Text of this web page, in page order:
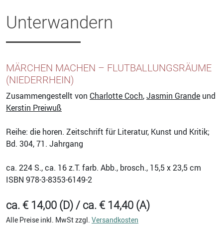
Unterwandern
MÄRCHEN MACHEN – FLUTBALLUNGSRÄUME
(NIEDERRHEIN)
Zusammengestellt von Charlotte Coch,Jasmin Grande und
Kerstin Preiwuß
Reihe: die horen. Zeitschrift für Literatur, Kunst und Kritik;
Bd. 304, 71. Jahrgang
ca. 224 S., ca. 16 z.T. farb. Abb., brosch., 15,5 x 23,5 cm
ISBN 978-3-8353-6149-2
ca. € 14,00 (D) / ca. € 14,40 (A)
Alle Preise inkl. MwSt zzgl. Versandkosten